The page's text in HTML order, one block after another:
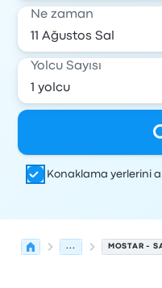
Ne zaman
Yolcu Sayısı
Konaklama yerlerini
... MOSTAR -